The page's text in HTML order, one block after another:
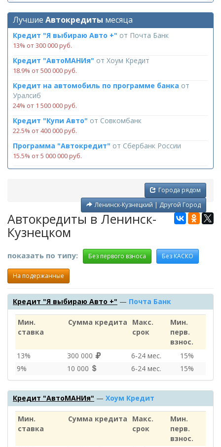
Лучшие Автокредиты месяца
Кредит "Я выбираю Авто +" от Почта Банк
13% от 300 000 руб.
Кредит "АвтоМАНИя" от Хоум Кредит
18.9% от 500 000 руб.
Кредит на автомобиль по программе банка от
Уралсиб
24% от 1 500 000 руб.
Кредит "Купи Авто" от Совкомбанк
22.5% от 400 000 руб.
Программа "Автокредит" от Сбербанк России
15.5% от 5 000 000 руб.
Города рядом
Ленинск-Кузнецкий | Другой Город
Автокредиты в Ленинск-
Кузнецком
показать по типу: Без первого взноса Без КАСКО
На подержанные
Кредит "Я выбираю Авто +" — Почта Банк
Мин.
ставка
Сумма кредита
Макс.
срок
Мин.
перв.
взнос.
13%
300 000 6‑24 мес.
15%
9%
10 000 6‑24 мес. 15%
Кредит "АвтоМАНИя" — Хоум Кредит
Мин.
ставка
Сумма кредита
Макс.
срок
Мин.
перв.
взнос.